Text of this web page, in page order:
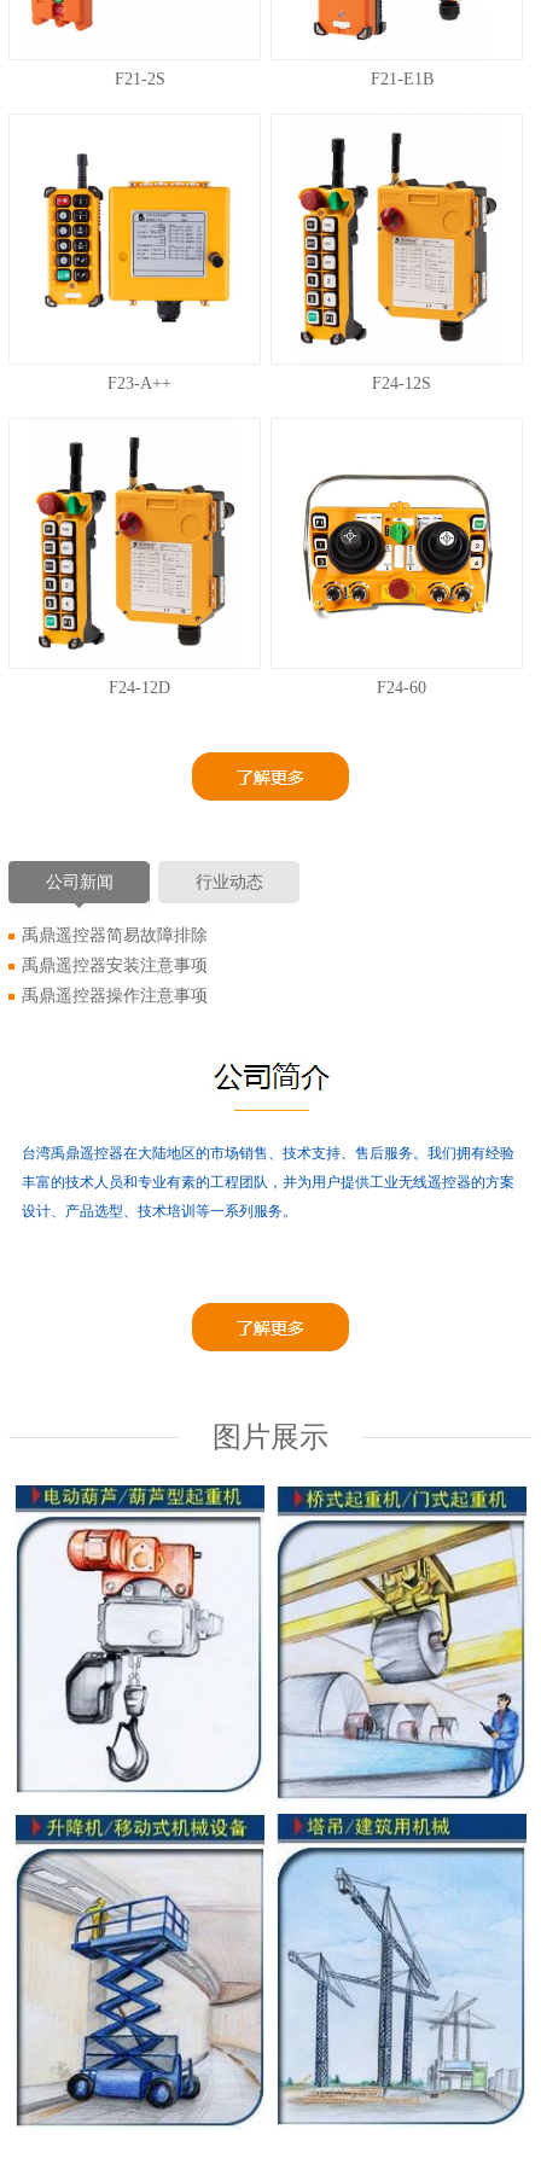
F21-2S F21-E1B
F23-A++ F24-12S
F24-12D F24-60
公司新闻 行业动态
禹鼎遥控器简易故障排除
禹鼎遥控器安装注意事项
禹鼎遥控器操作注意事项
台湾禹鼎遥控器在大陆地区的市场销售、技术支持、售后服务。 我们拥有经验
丰富的技术人员和专业有素的工程团队，并为用户提供工业无线遥控器的方案
设计、产品选型、技术培训等一系列服务。
图片展示